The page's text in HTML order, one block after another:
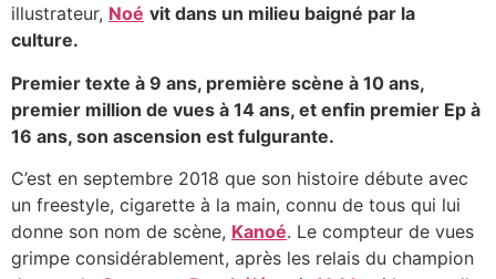
illustrateur, Noé vit dans un milieu baigné par la
culture.
Premier texte à 9 ans, première scène à 10 ans,
premier million de vues à 14 ans, et enfin premier Ep à
16 ans, son ascension est fulgurante.
C’est en septembre 2018 que son histoire débute avec
un freestyle, cigarette à la main, connu de tous qui lui
donne son nom de scène, Kanoé. Le compteur de vues
grimpe considérablement, après les relais du champion